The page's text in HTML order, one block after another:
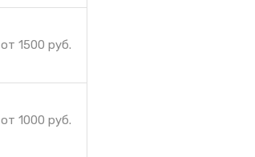
от 1500 руб.
от 1000 руб.